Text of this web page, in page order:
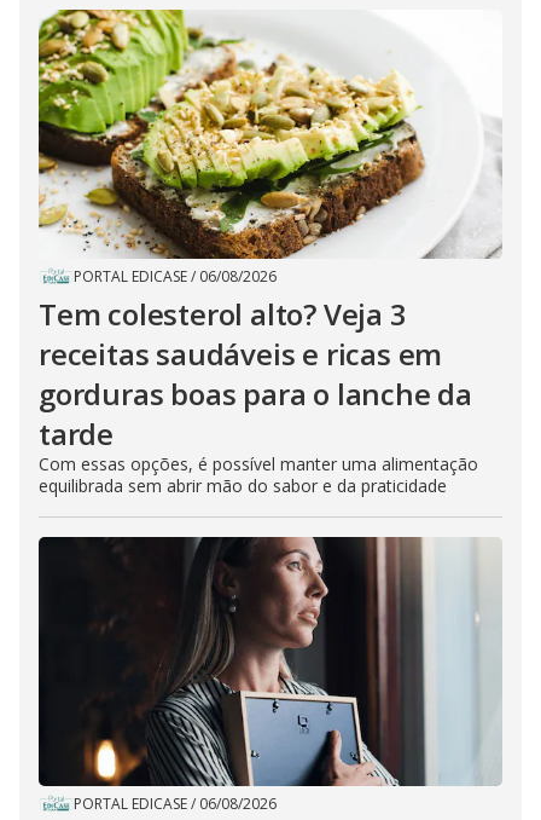
PORTAL EDICASE/ 06/08/2026
Tem colesterol alto? Veja 3
receitas saudáveis e ricas em
gorduras boas para o lanche da
tarde
Com essas opções, é possível manter uma alimentação
equilibrada sem abrir mão do sabor e da praticidade
PORTAL EDICASE/ 06/08/2026